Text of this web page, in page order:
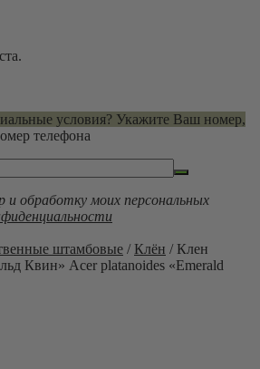
условия? Укажите Ваш номер,
телефона
и обработку моих персональных
штамбовые / Клён / Клен
Квин» Acer platanoides «Emerald